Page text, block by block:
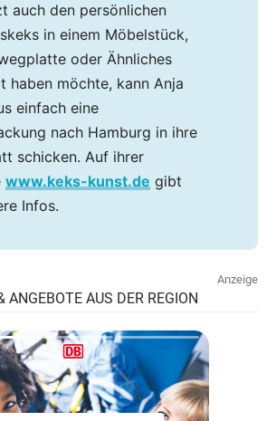
auch den persönlichen
in einem Möbelstück,
oder Ähnliches
haben möchte, kann Anja
einfach eine
nach Hamburg in ihre
schicken. Auf ihrer
www.keks-kunst.de gibt
Infos.